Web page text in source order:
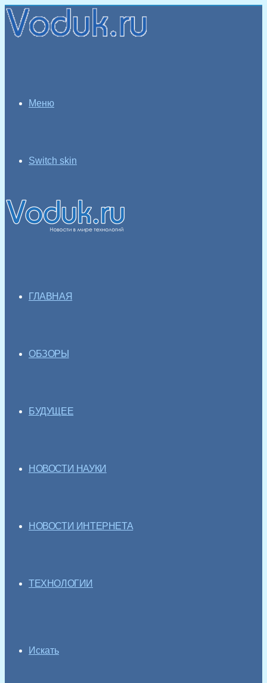
Меню
Switch skin
ГЛАВНАЯ
ОБЗОРЫ
БУДУЩЕЕ
НОВОСТИ НАУКИ
НОВОСТИ ИНТЕРНЕТА
ТЕХНОЛОГИИ
Искать